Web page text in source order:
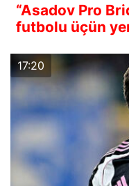
“Asadov Pro
futbolu üçün
17:20